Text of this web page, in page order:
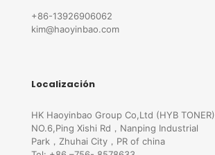
+86-13926906062
kim@haoyinbao.com
Localización
HK Haoyinbao Group Co,Ltd (HYB TONER)
NO.6,Ping Xishi Rd，Nanping Industrial
Park，Zhuhai City，PR of china